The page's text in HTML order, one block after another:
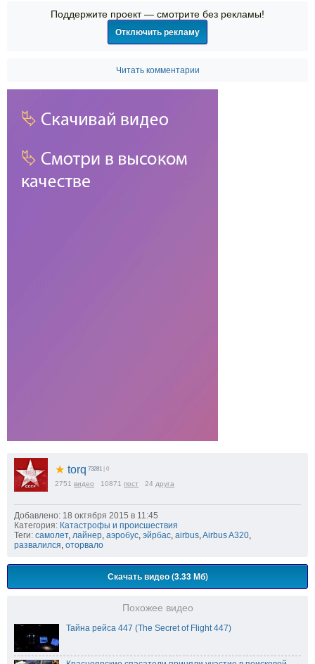
Поддержите проект — смотрите без рекламы!
Отключить рекламу
Читать комментарии
★ torq 73281 | 0
2751 видео 10871 пост 24 друга
Добавлено: 18 октября 2015 в 11:45
Категория: Катастрофы и происшествия
Теги: самолет, лайнер аэробус эйрбас airbus Airbus A320
развалился оторвало
Скачать видео (3.33 Мб)
Похожее видео
Тайна рейса 447 (The Secret of Flight 447)